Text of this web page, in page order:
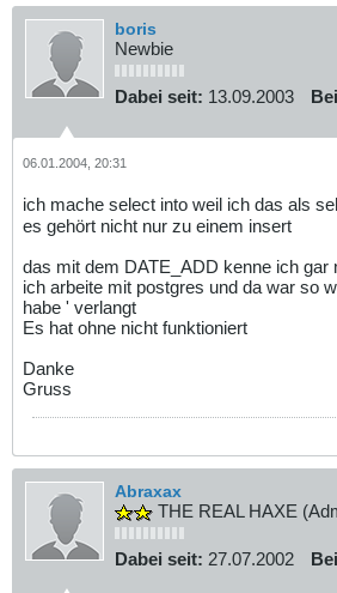
boris
Newbie
Dabei seit: 13.09.2003
06.01.2004, 20:31
ich mache select into weil ich das als
es gehört nicht nur zu einem insert
das mit dem DATE_ADD kenne ich gar
ich arbeite mit postgres und da war so
habe ' verlangt
Es hat ohne nicht funktioniert
Danke
Gruss
Abraxax
THE REAL HAXE
Dabei seit: 27.07.2002